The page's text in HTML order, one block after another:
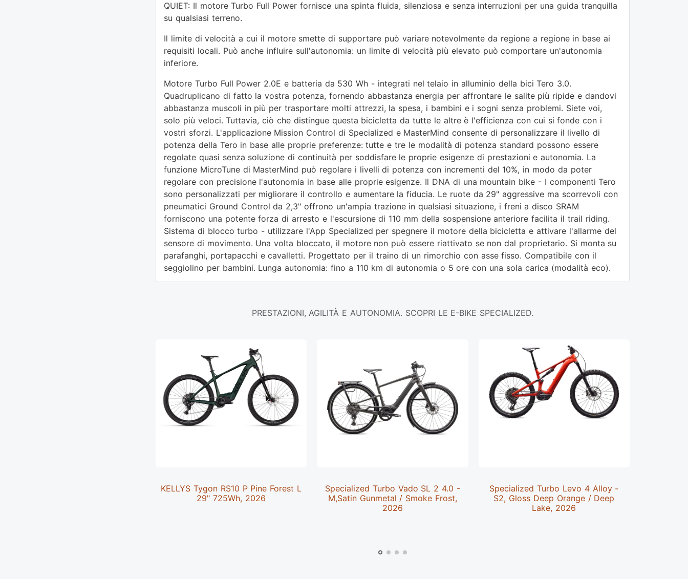
QUIET: Il motore Turbo Full Power fornisce una spinta fluida, silenziosa e senza interruzioni per una guida tranquilla
su qualsiasi terreno.
Il limite di velocità a cui il motore smette di supportare può variare notevolmente da regione a regione in base ai
requisiti locali. Può anche influire sull'autonomia: un limite di velocità più elevato può comportare un'autonomia
inferiore.
Motore Turbo Full Power 2.0E e batteria da 530 Wh - integrati nel telaio in alluminio della bici Tero 3.0.
Quadruplicano di fatto la vostra potenza, fornendo abbastanza energia per affrontare le salite più ripide e dandovi
abbastanza muscoli in più per trasportare molti attrezzi, la spesa, i bambini e i sogni senza problemi. Siete voi,
solo più veloci. Tuttavia, ciò che distingue questa bicicletta da tutte le altre è l'efficienza con cui si fonde con i
vostri sforzi. L'applicazione Mission Control di Specialized e MasterMind consente di personalizzare il livello di
potenza della Tero in base alle proprie preferenze: tutte e tre le modalità di potenza standard possono essere
regolate quasi senza soluzione di continuità per soddisfare le proprie esigenze di prestazioni e autonomia. La
funzione MicroTune di MasterMind può regolare i livelli di potenza con incrementi del 10%, in modo da poter
regolare con precisione l'autonomia in base alle proprie esigenze. Il DNA di una mountain bike - I componenti Tero
sono personalizzati per migliorare il controllo e aumentare la fiducia. Le ruote da 29" aggressive ma scorrevoli con
pneumatici Ground Control da 2,3" offrono un'ampia trazione in qualsiasi situazione, i freni a disco SRAM
forniscono una potente forza di arresto e l'escursione di 110 mm della sospensione anteriore facilita il trail riding.
Sistema di blocco turbo - utilizzare l'App Specialized per spegnere il motore della bicicletta e attivare l'allarme del
sensore di movimento. Una volta bloccato, il motore non può essere riattivato se non dal proprietario. Si monta su
parafanghi, portapacchi e cavalletti. Progettato per il traino di un rimorchio con asse fisso. Compatibile con il
seggiolino per bambini. Lunga autonomia: fino a 110 km di autonomia o 5 ore con una sola carica (modalità eco).
PRESTAZIONI, AGILITÀ E AUTONOMIA. SCOPRI LE E-BIKE SPECIALIZED.
KELLYS Tygon RS10 P Pine Forest L
29" 725Wh, 2026
Specialized Turbo Vado SL 2 4.0 -
M,Satin Gunmetal / Smoke Frost,
2026
Specialized Turbo Levo 4 Alloy -
S2, Gloss Deep Orange / Deep
Lake, 2026